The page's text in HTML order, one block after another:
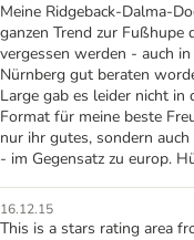
Meine Ridgeback-Dalma-
ganzen Trend zur Fußhupe
vergessen werden - auch
Nürnberg gut beraten
Large gab es leider nicht
Format für meine beste
nur ihr gutes, sondern
- im Gegensatz zu europ.
16.12.15
This is a stars rating area